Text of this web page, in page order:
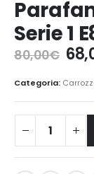
Serie 1
80,00€ Il
Categoria: